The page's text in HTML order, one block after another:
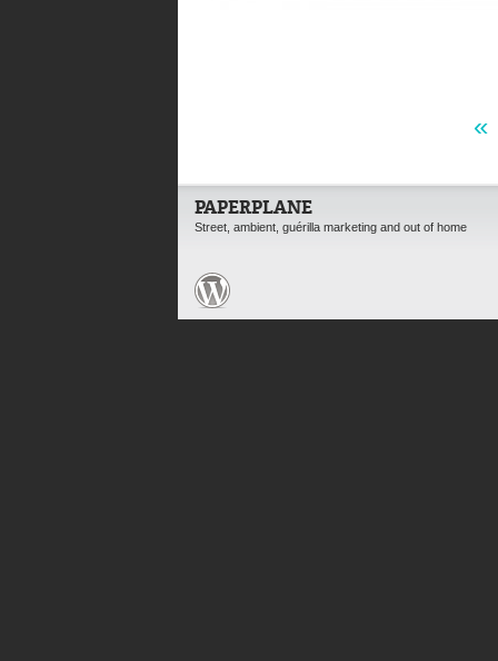
«
PAPERPLANE
Street, ambient, guérilla marketing and out of home